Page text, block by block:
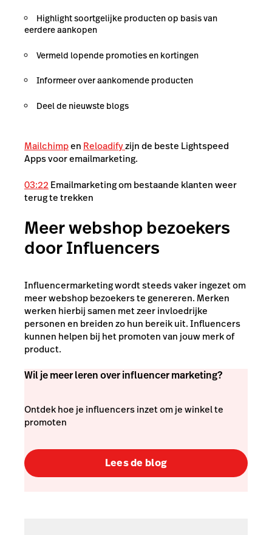
Highlight soortgelijke producten op basis van
eerdere aankopen
Vermeld lopende promoties en kortingen
Informeer over aankomende producten
Deel de nieuwste blogs
Mailchimpen Reloadifyzijn de beste Lightspeed
Apps voor emailmarketing.
03:22 Emailmarketing om bestaande klanten weer
terug te trekken
Meer webshop bezoekers
door Influencers
Influencermarketing wordt steeds vaker ingezet om
meer webshop bezoekers te genereren. Merken
werken hierbij samen met zeer invloedrijke
personen en breiden zo hun bereik uit. Influencers
kunnen helpen bij het promoten van jouw merk of
product.
Wil je meer leren over influencer marketing?
Ontdek hoe je influencers inzet om je winkel te
promoten
Lees de blog